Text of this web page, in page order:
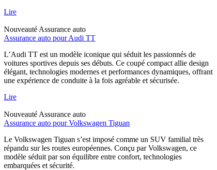
Lire
Nouveauté Assurance auto
Assurance auto pour Audi TT
L’Audi TT est un modèle iconique qui séduit les passionnés de
voitures sportives depuis ses débuts. Ce coupé compact allie design
élégant, technologies modernes et performances dynamiques, offrant
une expérience de conduite à la fois agréable et sécurisée.
Lire
Nouveauté Assurance auto
Assurance auto pour Volkswagen Tiguan
Le Volkswagen Tiguan s’est imposé comme un SUV familial très
répandu sur les routes européennes. Conçu par Volkswagen, ce
modèle séduit par son équilibre entre confort, technologies
embarquées et sécurité.